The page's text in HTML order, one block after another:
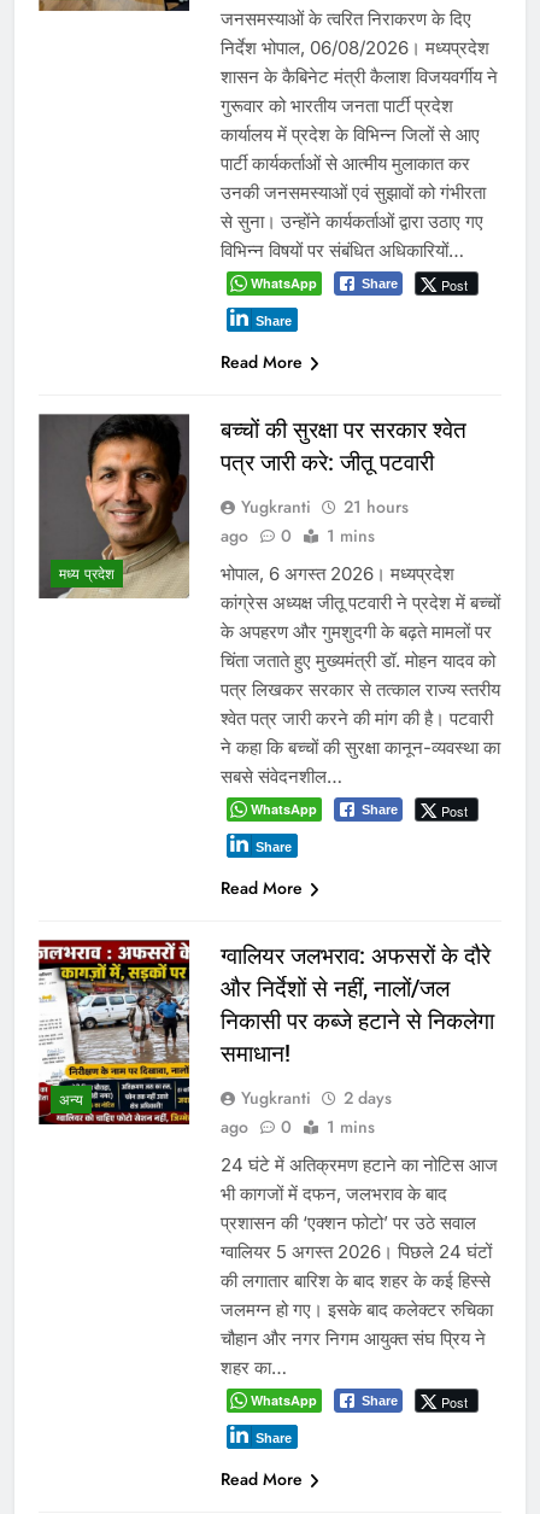
जनसमस्याओं के त्वरित निराकरण के दिए
निर्देश भोपाल, 06/08/2026। मध्यप्रदेश
शासन के कैबिनेट मंत्री कैलाश विजयवर्गीय ने
गुरूवार को भारतीय जनता पार्टी प्रदेश
कार्यालय में प्रदेश के विभिन्न जिलों से आए
पार्टी कार्यकर्ताओं से आत्मीय मुलाकात कर
उनकी जनसमस्याओं एवं सुझावों को गंभीरता
से सुना। उन्होंने कार्यकर्ताओं द्वारा उठाए गए
विभिन्न विषयों पर संबंधित अधिकारियों…
WhatsApp Share Post
Share
Read More
मध्य प्रदेश
बच्चों की सुरक्षा पर सरकार श्वेत
पत्र जारी करे: जीतू पटवारी
Yugkranti
21 hours
ago
0 1 mins
भोपाल, 6 अगस्त 2026। मध्यप्रदेश
कांग्रेस अध्यक्ष जीतू पटवारी ने प्रदेश में बच्चों
के अपहरण और गुमशुदगी के बढ़ते मामलों पर
चिंता जताते हुए मुख्यमंत्री डॉ. मोहन यादव को
पत्र लिखकर सरकार से तत्काल राज्य स्तरीय
श्वेत पत्र जारी करने की मांग की है। पटवारी
ने कहा कि बच्चों की सुरक्षा कानून-व्यवस्था का
सबसे संवेदनशील…
WhatsApp Share Post
Share
Read More
अन्य
ग्वालियर जलभराव: अफसरों के दौरे
और निर्देशों से नहीं, नालों/जल
निकासी पर कब्जे हटाने से निकलेगा
समाधान!
Yugkranti
2 days
ago
0 1 mins
24 घंटे में अतिक्रमण हटाने का नोटिस आज
भी कागजों में दफन, जलभराव के बाद
प्रशासन की ‘एक्शन फोटो’ पर उठे सवाल
ग्वालियर 5 अगस्त 2026। पिछले 24 घंटों
की लगातार बारिश के बाद शहर के कई हिस्से
जलमग्न हो गए। इसके बाद कलेक्टर रुचिका
चौहान और नगर निगम आयुक्त संघ प्रिय ने
शहर का…
WhatsApp Share Post
Share
Read More